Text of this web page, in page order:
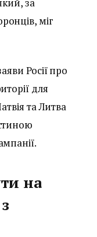
за
міг
Росії про
для
та Литва
на